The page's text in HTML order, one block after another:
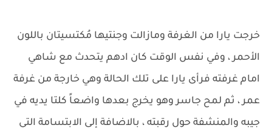
خرجت يارا من الغرفة ومازالت وجنتيها مُكتسيتان باللون
الأحمر ، وفي نفس الوقت كان ادهم يتحدث مع شاهي
امام غرفته فرأى يارا على تلك الحالة وهي خارجة من غرفة
عمر ، ثم لمح جاسر وهو يخرج بعدها واضعاً كلتا يديه في
جيبه والمنشفة حول رقبته ، بالاضافة إلى الابتسامة التي